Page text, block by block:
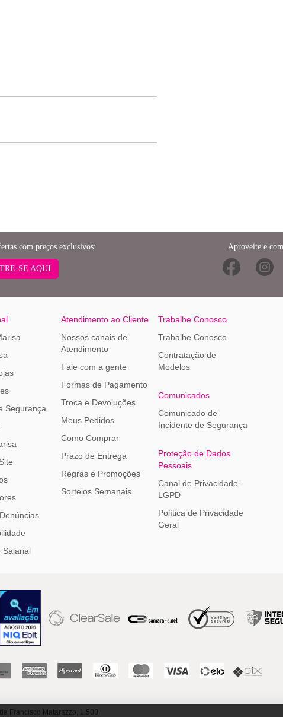
com preços exclusivos:
SE AQUI
Aproveite e
Segurança
Salarial
Atendimento ao Cliente
Nossos canais de
Atendimento
Fale com a gente
Formas de Pagamento
Troca e Devoluções
Meus Pedidos
Como Comprar
Prazo de Entrega
Regras e Promoções
Sorteios Semanais
Trabalhe Conosco
Trabalhe Conosco
Contratação de
Modelos
Comunicados
Comunicado de
Incidente de Segurança
Proteção de Dados
Pessoais
Canal de Privacidade -
LGPD
Política de Privacidade
Geral
Francisco Matarazzo, 1.500